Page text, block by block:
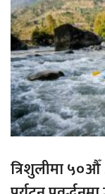
त्रिशुलीमा ५०औँ